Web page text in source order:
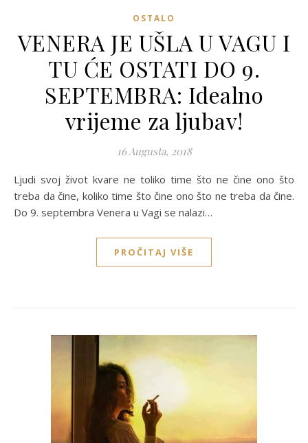
OSTALO
VENERA JE UŠLA U VAGU I
TU ĆE OSTATI DO 9.
SEPTEMBRA: Idealno
vrijeme za ljubav!
16 Augusta, 2018
Ljudi svoj život kvare ne toliko time što ne čine ono što
treba da čine, koliko time što čine ono što ne treba da čine.
Do 9. septembra Venera u Vagi se nalazi…
PROČITAJ VIŠE